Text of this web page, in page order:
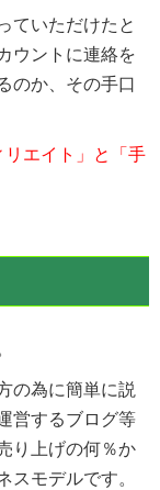
ていただけたと
ウントに連絡を
のか、その手口
リエイト」と「手
の為に簡単に説
営するブログ等
り上げの何％か
スモデルです。